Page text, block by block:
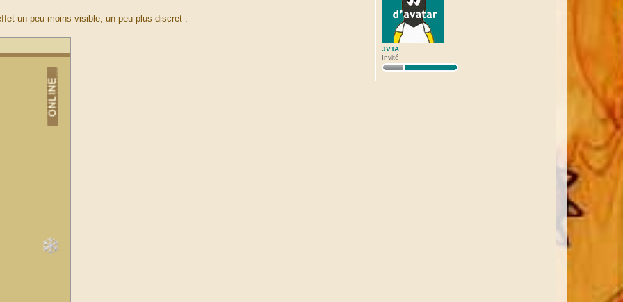
JVTA
Invité
un peu moins visible, un peu plus discret :